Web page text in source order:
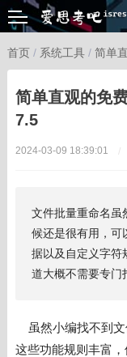
首页/ 系统工具/ 简单
简单直观的免
7.5
2024-03-09 18:39:01
文件批量重命名虽
候还是很有用，可
据以及自定义字符
道大概不需要专门
虽然小编找不到
这些功能规则丰富